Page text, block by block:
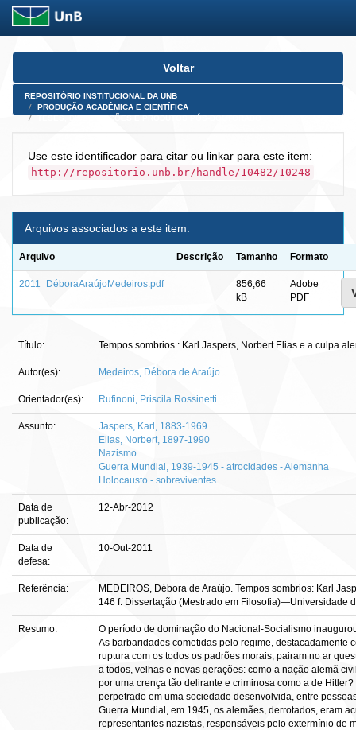
Skip
Voltar
REPOSITÓRIO INSTITUCIONAL DA UNB
PRODUÇÃO ACADÊMICA E CIENTÍFICA
Use este identificador para citar ou linkar para este item:
http://repositorio.unb.br/handle/10482/10248
Arquivos associados a este item:
Arquivo Descrição Tamanho Formato
2011_DéboraAraújoMedeiros.pdf
856,66
kB
Adobe
PDF
Título: Tempos sombrios : Karl Jaspers, Norbert Elias e a culpa
Autor(es): Medeiros, Débora de Araújo
Orientador(es): Rufinoni, Priscila Rossinetti
Assunto:
Jaspers, Karl, 1883-1969
Elias, Norbert, 1897-1990
Nazismo
Guerra Mundial, 1939-1945 - atrocidades - Alemanha
Holocausto - sobreviventes
Data de
publicação:
12-Abr-2012
Data de
defesa:
10-Out-2011
Referência:
MEDEIROS, Débora de Araújo. Tempos sombrios: Karl
146 f. Dissertação (Mestrado em Filosofia)—Universidade
Resumo:
O período de dominação do Nacional-Socialismo
As barbaridades cometidas pelo regime, destacadamente
ruptura com os todos os padrões morais, pairam no ar
a todos, velhas e novas gerações: como a nação alemã
por uma crença tão delirante e criminosa como a de
perpetrado em uma sociedade desenvolvida, entre
Guerra Mundial, em 1945, os alemães, derrotados, eram
representantes nazistas, responsáveis pelo extermínio de